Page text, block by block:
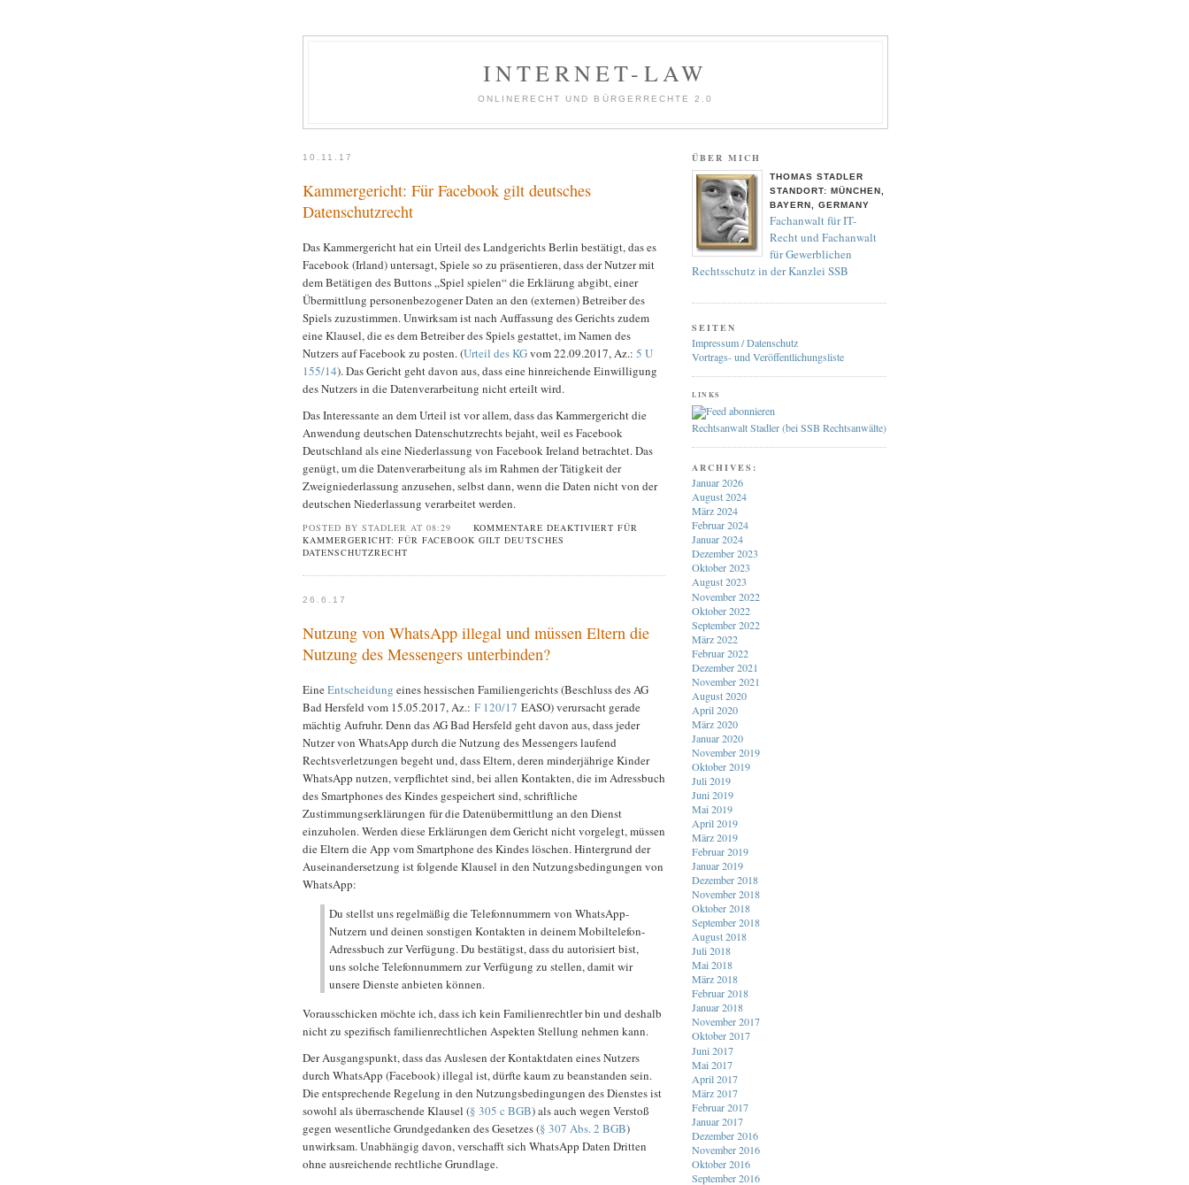
INTERNET-LAW
ONLINERECHT UND BÜRGERRECHTE 2.0
10.11.17
Kammergericht: Für Facebook gilt deutsches
Datenschutzrecht
Das Kammergericht hat ein Urteil des Landgerichts Berlin bestätigt, das es
Facebook (Irland) untersagt, Spiele so zu präsentieren, dass der Nutzer mit
dem Betätigen des Buttons „Spiel spielen“ die Erklärung abgibt, einer
Übermittlung personenbezogener Daten an den (externen) Betreiber des
Spiels zuzustimmen. Unwirksam ist nach Auffassung des Gerichts zudem
eine Klausel, die es dem Betreiber des Spiels gestattet, im Namen des
Nutzers auf Facebook zu posten. (Urteil des KGvom 22.09.2017, Az.: 5 U
155/14). Das Gericht geht davon aus, dass eine hinreichende Einwilligung
des Nutzers in die Datenverarbeitung nicht erteilt wird.
Das Interessante an dem Urteil ist vor allem, dass das Kammergericht die
Anwendung deutschen Datenschutzrechts bejaht, weil es Facebook
Deutschland als eine Niederlassung von Facebook Ireland betrachtet. Das
genügt, um die Datenverarbeitung als im Rahmen der Tätigkeit der
Zweigniederlassung anzusehen, selbst dann, wenn die Daten nicht von der
deutschen Niederlassung verarbeitet werden.
POSTED BY STADLER AT 08:29 KOMMENTARE DEAKTIVIERT FÜR
KAMMERGERICHT: FÜR FACEBOOK GILT DEUTSCHES
DATENSCHUTZRECHT
26.6.17
Nutzung von WhatsApp illegal und müssen Eltern die
Nutzung des Messengers unterbinden?
EineEntscheidung eines hessischen Familiengerichts (Beschluss des AG
Bad Hersfeld vom 15.05.2017, Az.: F 120/17 EASO) verursacht gerade
mächtig Aufruhr. Denn das AG Bad Hersfeld geht davon aus, dass jeder
Nutzer von WhatsApp durch die Nutzung des Messengers laufend
Rechtsverletzungen begeht und, dass Eltern, deren minderjährige Kinder
WhatsApp nutzen, verpflichtet sind, bei allen Kontakten, die im Adressbuch
des Smartphones des Kindes gespeichert sind, schriftliche
Zustimmungserklärungen für die Datenübermittlung an den Dienst
einzuholen. Werden diese Erklärungen dem Gericht nicht vorgelegt, müssen
die Eltern die App vom Smartphone des Kindes löschen. Hintergrund der
Auseinandersetzung ist folgende Klausel in den Nutzungsbedingungen von
WhatsApp:
Du stellst uns regelmäßig die Telefonnummern von WhatsApp-
Nutzern und deinen sonstigen Kontakten in deinem Mobiltelefon-
Adressbuch zur Verfügung. Du bestätigst, dass du autorisiert bist,
uns solche Telefonnummern zur Verfügung zu stellen, damit wir
unsere Dienste anbieten können.
Vorausschicken möchte ich, dass ich kein Familienrechtler bin und deshalb
nicht zu spezifisch familienrechtlichen Aspekten Stellung nehmen kann.
Der Ausgangspunkt, dass das Auslesen der Kontaktdaten eines Nutzers
durch WhatsApp (Facebook) illegal ist, dürfte kaum zu beanstanden sein.
Die entsprechende Regelung in den Nutzungsbedingungen des Dienstes ist
sowohl als überraschende Klausel (§ 305 c BGB) als auch wegen Verstoß
gegen wesentliche Grundgedanken des Gesetzes (§ 307 Abs. 2 BGB)
unwirksam. Unabhängig davon, verschafft sich WhatsApp Daten Dritten
ohne ausreichende rechtliche Grundlage.
ÜBER MICH
THOMAS STADLER
STANDORT: MÜNCHEN,
BAYERN, GERMANY
Fachanwalt für IT-
Recht und Fachanwalt
für Gewerblichen
Rechtsschutz in der Kanzlei SSB
SEITEN
Impressum / Datenschutz
Vortrags- und Veröffentlichungsliste
LINKS
Rechtsanwalt Stadler (bei SSB Rechtsanwälte)
ARCHIVES:
Januar 2026
August 2024
März 2024
Februar 2024
Januar 2024
Dezember 2023
Oktober 2023
August 2023
November 2022
Oktober 2022
September 2022
März 2022
Februar 2022
Dezember 2021
November 2021
August 2020
April 2020
März 2020
Januar 2020
November 2019
Oktober 2019
Juli 2019
Juni 2019
Mai 2019
April 2019
März 2019
Februar 2019
Januar 2019
Dezember 2018
November 2018
Oktober 2018
September 2018
August 2018
Juli 2018
Mai 2018
März 2018
Februar 2018
Januar 2018
November 2017
Oktober 2017
Juni 2017
Mai 2017
April 2017
März 2017
Februar 2017
Januar 2017
Dezember 2016
November 2016
Oktober 2016
September 2016